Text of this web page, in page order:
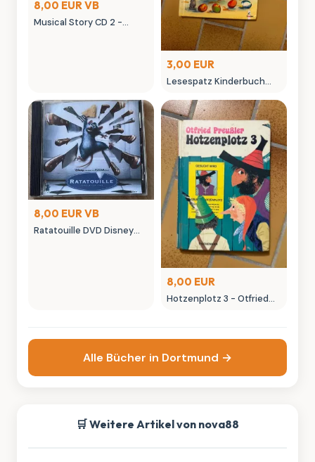
8,00 EUR VB
Musical Story CD 2 -
3,00 EUR
Lesespatz Kinderbuch
tun" Loewe
8,00 EUR VB
Ratatouille DVD Disney
8,00 EUR
Hotzenplotz 3 - Otfried
Alle Bücher in Dortmund →
🛒 Weitere Artikel von nova88